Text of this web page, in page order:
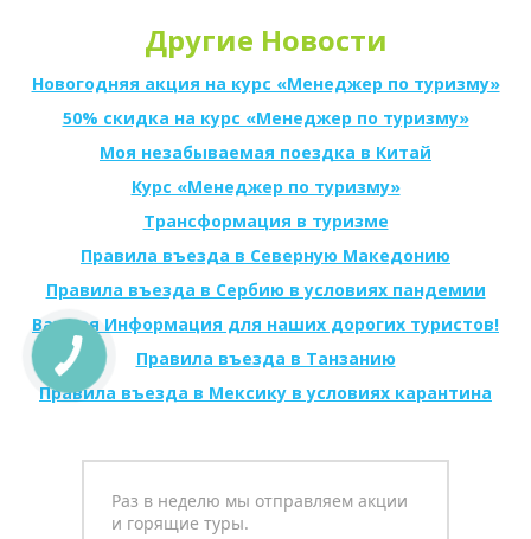
Другие Новости
Новогодняя акция на курс «Менеджер по туризму»
50% скидка на курс «Менеджер по туризму»
Моя незабываемая поездка в Китай
Курс «Менеджер по туризму»
Трансформация в туризме
Правила въезда в Северную Македонию
Правила въезда в Сербию в условиях пандемии
Важная Информация для наших дорогих туристов!
Правила въезда в Танзанию
Правила въезда в Мексику в условиях карантина
Раз в неделю мы отправляем акции
и горящие туры.